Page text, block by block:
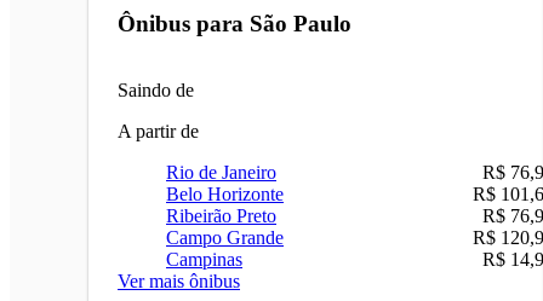
Ônibus para São Paulo
Saindo de
A partir de
Rio de Janeiro
R$
Belo Horizonte
R$
Ribeirão Preto
R$
Campo Grande
R$
Campinas
R$
Ver mais ônibus